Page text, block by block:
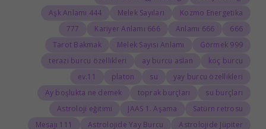
Kozmo Energetika
Melek Sayıları
444 Aşk Anlamı
666
666 Anlamı
666 Kariyer Anlamı
777
999 Görmek
Melek Sayısı Anlamı
Tarot Bakmak
koç burcu
ay burcu aslan
terazi burcu özellikleri
yay burcu özellikleri
su
platon
11.ev
su burçları
toprak burçları
Ay boşlukta ne demek
Satürn retrosu
JAAS 1. Aşama
Astroloji eğitimi
Astrolojide Jüpiter
Astrolojide Yay Burcu
111 Mesajı